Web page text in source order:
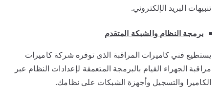
تنبيهات البريد الإلكتروني.
برمجة النظام والشبكة المتقدم
يستطيع فني كاميرات المراقبة الذى توفره شركة كاميرات
مراقبة الجهراء القيام بالبرمجة المتعمقة لإعدادات النظام عبر
الكاميرا والتسجيل وأجهزة الشبكات على نظامك.